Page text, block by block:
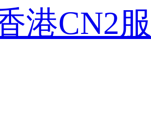
港CN2